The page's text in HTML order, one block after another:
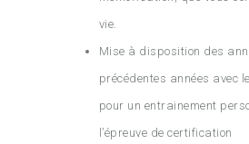
vie.
Mise à disposition des
précédentes années avec
pour un entrainement
l’épreuve de certification